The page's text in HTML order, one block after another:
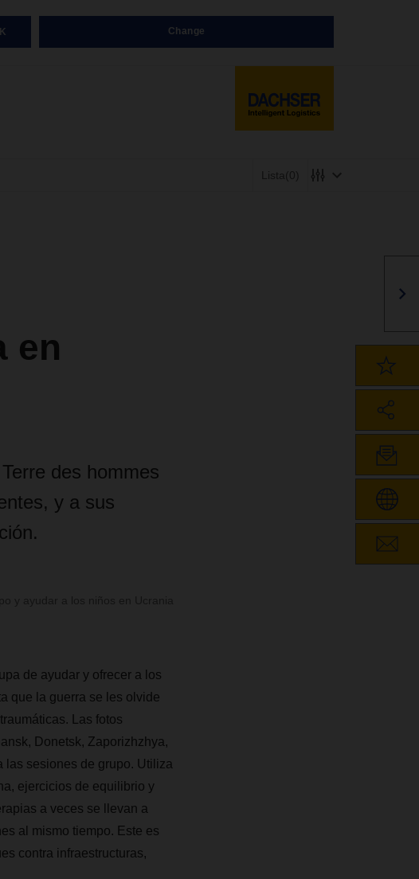
Change
Lista (0)
en
des hommes
y a sus
de ayudar y ofrecer a los
que la guerra se les olvide
Las fotos
Donetsk, Zaporizhzhya,
sesiones de grupo. Utiliza
ejercicios de equilibrio y
a veces se llevan a
al mismo tiempo. Este es
contra infraestructuras,